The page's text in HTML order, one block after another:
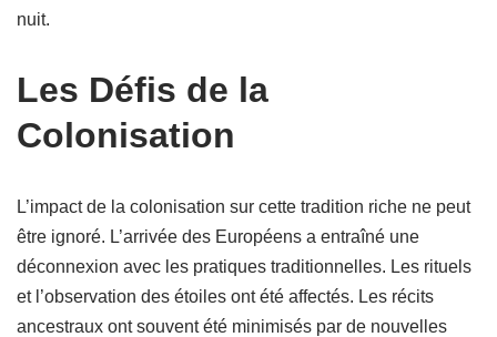
nuit.
Les Défis de la
Colonisation
L’impact de la colonisation sur cette tradition riche ne peut
être ignoré. L’arrivée des Européens a entraîné une
déconnexion avec les pratiques traditionnelles. Les rituels
et l’observation des étoiles ont été affectés. Les récits
ancestraux ont souvent été minimisés par de nouvelles